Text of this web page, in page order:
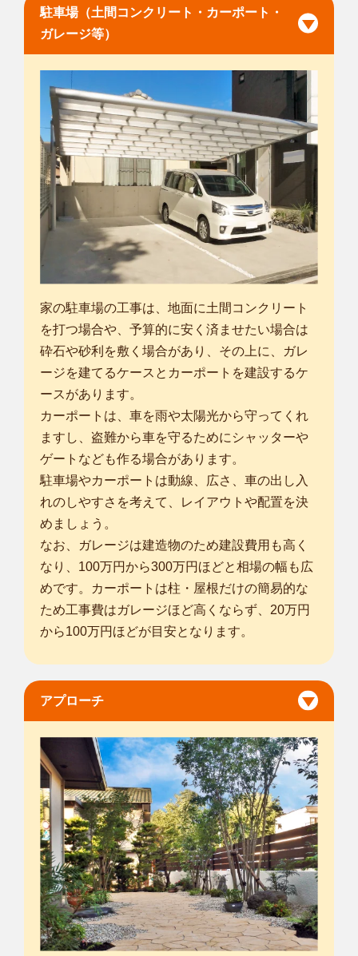
駐車場（土間コンクリート・カーポート・
ガレージ等）
家の駐車場の工事は、地面に土間コンクリート
を打つ場合や、予算的に安く済ませたい場合は
砕石や砂利を敷く場合があり、その上に、ガレ
ージを建てるケースとカーポートを建設するケ
ースがあります。
カーポートは、車を雨や太陽光から守ってくれ
ますし、盗難から車を守るためにシャッターや
ゲートなども作る場合があります。
駐車場やカーポートは動線、広さ、車の出し入
れのしやすさを考えて、レイアウトや配置を決
めましょう。
なお、ガレージは建造物のため建設費用も高く
なり、100万円から300万円ほどと相場の幅も広
めです。カーポートは柱・屋根だけの簡易的な
ため工事費はガレージほど高くならず、20万円
から100万円ほどが目安となります。
アプローチ